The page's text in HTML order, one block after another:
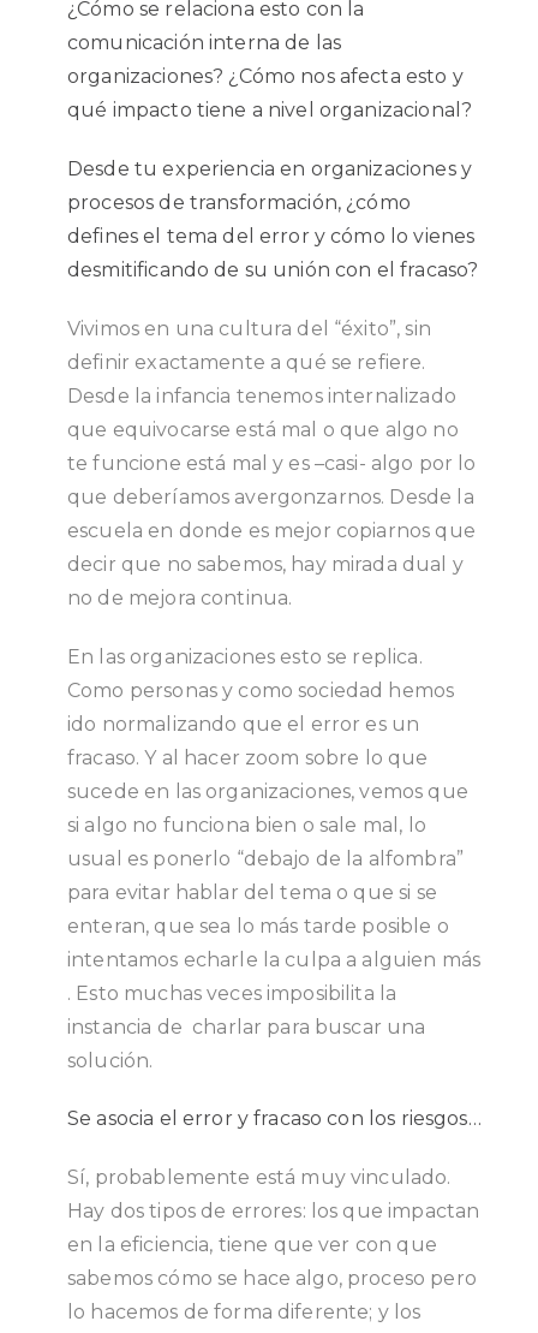
¿Cómo se relaciona esto con la
comunicación interna de las
organizaciones? ¿Cómo nos afecta esto y
qué impacto tiene a nivel organizacional?
Desde tu experiencia en organizaciones y
procesos de transformación, ¿cómo
defines el tema del error y cómo lo vienes
desmitificando de su unión con el fracaso?
Vivimos en una cultura del “éxito”, sin
definir exactamente a qué se refiere.
Desde la infancia tenemos internalizado
que equivocarse está mal o que algo no
te funcione está mal y es –casi- algo por lo
que deberíamos avergonzarnos. Desde la
escuela en donde es mejor copiarnos que
decir que no sabemos, hay mirada dual y
no de mejora continua.
En las organizaciones esto se replica.
Como personas y como sociedad hemos
ido normalizando que el error es un
fracaso. Y al hacer zoom sobre lo que
sucede en las organizaciones, vemos que
si algo no funciona bien o sale mal, lo
usual es ponerlo “debajo de la alfombra”
para evitar hablar del tema o que si se
enteran, que sea lo más tarde posible o
intentamos echarle la culpa a alguien más
. Esto muchas veces imposibilita la
instancia de charlar para buscar una
solución.
Se asocia el error y fracaso con los riesgos…
Sí, probablemente está muy vinculado.
Hay dos tipos de errores: los que impactan
en la eficiencia, tiene que ver con que
sabemos cómo se hace algo, proceso pero
lo hacemos de forma diferente; y los